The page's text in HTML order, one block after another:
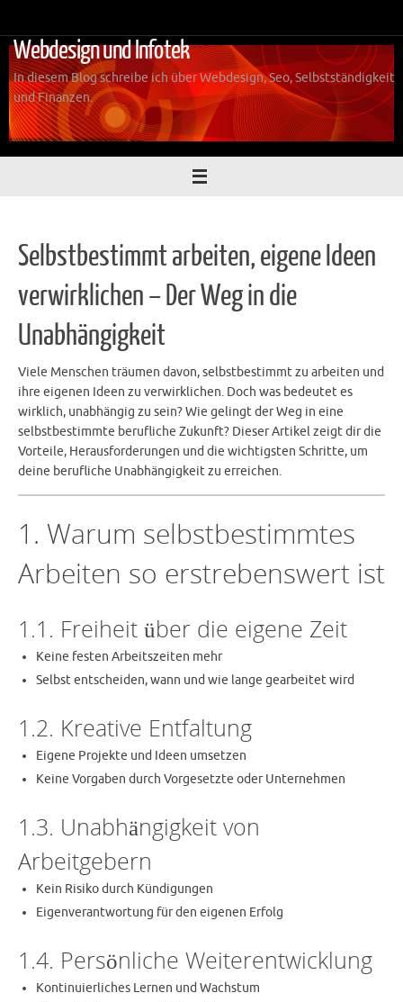
springen
Webdesign und Infotek
In diesem Blog schreibe ich über Webdesign, Seo, Selbstständigkeit
und Finanzen.
Selbstbestimmt arbeiten, eigene Ideen
verwirklichen – Der Weg in die
Unabhängigkeit
Viele Menschen träumen davon, selbstbestimmt zu arbeiten und
ihre eigenen Ideen zu verwirklichen. Doch was bedeutet es
wirklich, unabhängig zu sein? Wie gelingt der Weg in eine
selbstbestimmte berufliche Zukunft? Dieser Artikel zeigt dir die
Vorteile, Herausforderungen und die wichtigsten Schritte, um
deine berufliche Unabhängigkeit zu erreichen.
1. Warum selbstbestimmtes
Arbeiten so erstrebenswert ist
1.1. Freiheit über die eigene Zeit
Keine festen Arbeitszeiten mehr
Selbst entscheiden, wann und wie lange gearbeitet wird
1.2. Kreative Entfaltung
Eigene Projekte und Ideen umsetzen
Keine Vorgaben durch Vorgesetzte oder Unternehmen
1.3. Unabhängigkeit von
Arbeitgebern
Kein Risiko durch Kündigungen
Eigenverantwortung für den eigenen Erfolg
1.4. Persönliche Weiterentwicklung
Kontinuierliches Lernen und Wachstum